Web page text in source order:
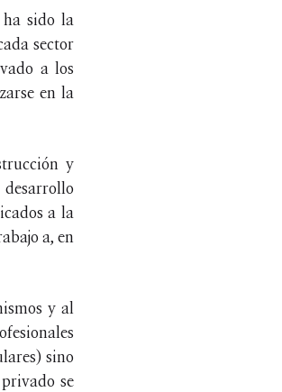
ha sido la
sector
a los
en la
y
a la
a, en
y al
sino
se